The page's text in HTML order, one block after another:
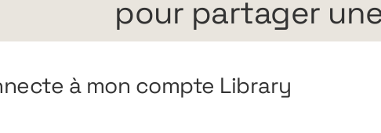
pour partager
à mon compte Library